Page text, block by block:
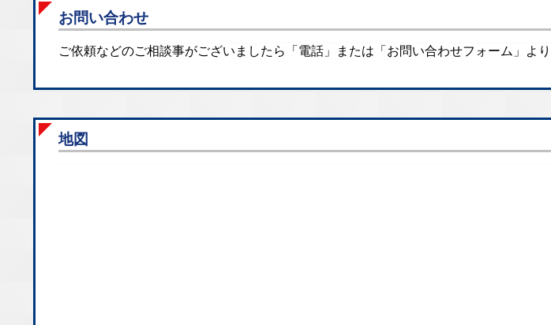
お問い合わせ
ご依頼などのご相談事がございましたら「電話」または「お問い合わせフォーム」より
地図